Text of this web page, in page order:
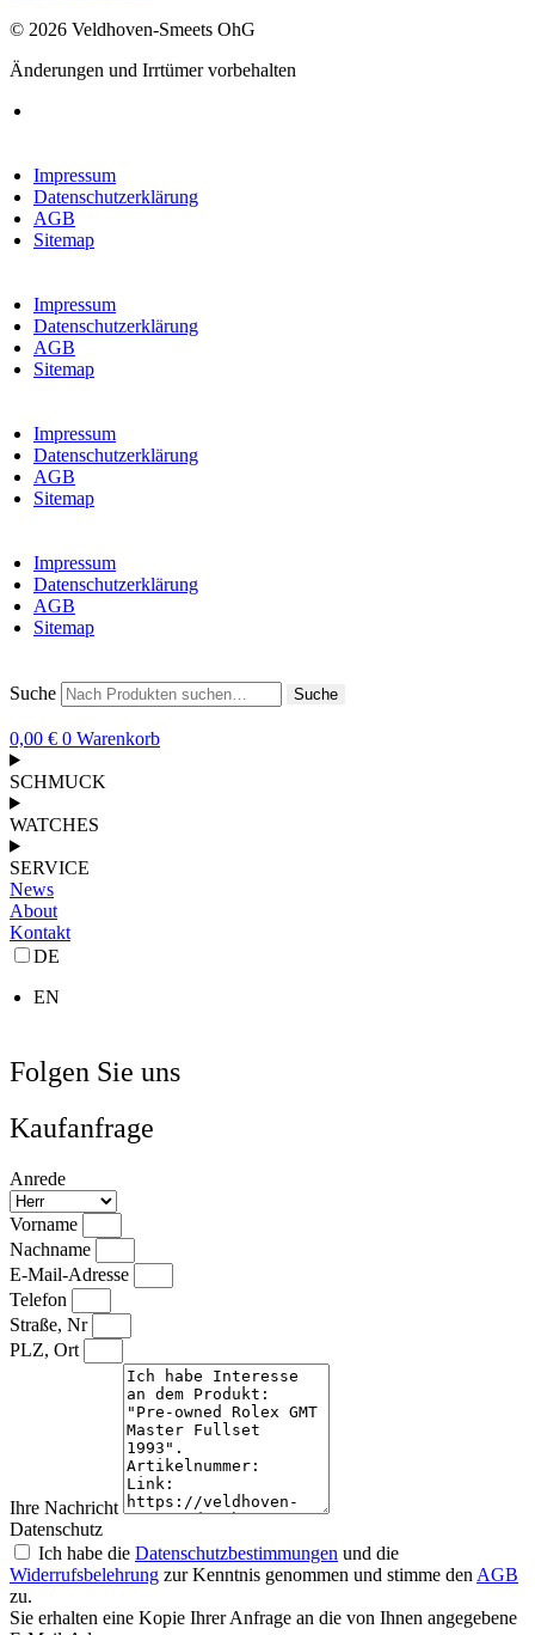
© 2026 Veldhoven-Smeets OhG
Änderungen und Irrtümer vorbehalten
Impressum
Datenschutzerklärung
AGB
Sitemap
Impressum
Datenschutzerklärung
AGB
Sitemap
Impressum
Datenschutzerklärung
AGB
Sitemap
Impressum
Datenschutzerklärung
AGB
Sitemap
Suche Suche
0,00 € 0 Warenkorb
SCHMUCK
WATCHES
SERVICE
News
About
Kontakt
DE
EN
Folgen Sie uns
Kaufanfrage
Anrede
Vorname
Nachname
E-Mail-Adresse
Telefon
Straße, Nr
PLZ, Ort
Ihre Nachricht
Datenschutz
Ich habe die Datenschutzbestimmungen und die
Widerrufsbelehrung zur Kenntnis genommen und stimme den AGB
zu.
Sie erhalten eine Kopie Ihrer Anfrage an die von Ihnen angegebene